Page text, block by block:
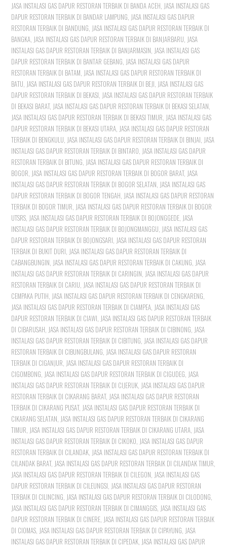
JASA INSTALASI GAS DAPUR RESTORAN TERBAIK DI BANDA ACEH JASA INSTALASI GAS
DAPUR RESTORAN TERBAIK DI BANDAR LAMPUNG JASA INSTALASI GAS DAPUR
RESTORAN TERBAIK DI BANDUNG JASA INSTALASI GAS DAPUR RESTORAN TERBAIK DI
BANGKA JASA INSTALASI GAS DAPUR RESTORAN TERBAIK DI BANJARBARU JASA
INSTALASI GAS DAPUR RESTORAN TERBAIK DI BANJARMASIN JASA INSTALASI GAS
DAPUR RESTORAN TERBAIK DI BANTAR GEBANG JASA INSTALASI GAS DAPUR
RESTORAN TERBAIK DI BATAM JASA INSTALASI GAS DAPUR RESTORAN TERBAIK DI
BATU JASA INSTALASI GAS DAPUR RESTORAN TERBAIK DI BEJI JASA INSTALASI GAS
DAPUR RESTORAN TERBAIK DI BEKASI JASA INSTALASI GAS DAPUR RESTORAN TERBAIK
DI BEKASI BARAT, JASA INSTALASI GAS DAPUR RESTORAN TERBAIK DI BEKASI SELATAN
JASA INSTALASI GAS DAPUR RESTORAN TERBAIK DI BEKASI TIMUR JASA INSTALASI GAS
DAPUR RESTORAN TERBAIK DI BEKASI UTARA JASA INSTALASI GAS DAPUR RESTORAN
TERBAIK DI BENGKULU JASA INSTALASI GAS DAPUR RESTORAN TERBAIK DI BINJAI JASA
INSTALASI GAS DAPUR RESTORAN TERBAIK DI BINTARO JASA INSTALASI GAS DAPUR
RESTORAN TERBAIK DI BITUNG JASA INSTALASI GAS DAPUR RESTORAN TERBAIK DI
BOGOR JASA INSTALASI GAS DAPUR RESTORAN TERBAIK DI BOGOR BARAT, JASA
INSTALASI GAS DAPUR RESTORAN TERBAIK DI BOGOR SELATAN JASA INSTALASI GAS
DAPUR RESTORAN TERBAIK DI BOGOR TENGAH JASA INSTALASI GAS DAPUR RESTORAN
TERBAIK DI BOGOR TIMUR JASA INSTALASI GAS DAPUR RESTORAN TERBAIK DI BOGOR
UTSRS JASA INSTALASI GAS DAPUR RESTORAN TERBAIK DI BOJONGGEDE JASA
INSTALASI GAS DAPUR RESTORAN TERBAIK DI BOJONGMANGGU JASA INSTALASI GAS
DAPUR RESTORAN TERBAIK DI BOJONGSARI JASA INSTALASI GAS DAPUR RESTORAN
TERBAIK DI BUKIT DURI JASA INSTALASI GAS DAPUR RESTORAN TERBAIK DI
CABANGBUNGIN JASA INSTALASI GAS DAPUR RESTORAN TERBAIK DI CAKUNG JASA
INSTALASI GAS DAPUR RESTORAN TERBAIK DI CARINGIN JASA INSTALASI GAS DAPUR
RESTORAN TERBAIK DI CARIU JASA INSTALASI GAS DAPUR RESTORAN TERBAIK DI
CEMPAKA PUTIH JASA INSTALASI GAS DAPUR RESTORAN TERBAIK DI CENGKARENG
JASA INSTALASI GAS DAPUR RESTORAN TERBAIK DI CIAMPEA JASA INSTALASI GAS
DAPUR RESTORAN TERBAIK DI CIAWI JASA INSTALASI GAS DAPUR RESTORAN TERBAIK
DI CIBARUSAH JASA INSTALASI GAS DAPUR RESTORAN TERBAIK DI CIBINONG JASA
INSTALASI GAS DAPUR RESTORAN TERBAIK DI CIBITUNG JASA INSTALASI GAS DAPUR
RESTORAN TERBAIK DI CIBUNGBULANG JASA INSTALASI GAS DAPUR RESTORAN
TERBAIK DI CIGANJUR JASA INSTALASI GAS DAPUR RESTORAN TERBAIK DI
CIGOMBONG JASA INSTALASI GAS DAPUR RESTORAN TERBAIK DI CIGUDEG JASA
INSTALASI GAS DAPUR RESTORAN TERBAIK DI CIJERUK JASA INSTALASI GAS DAPUR
RESTORAN TERBAIK DI CIKARANG BARAT, JASA INSTALASI GAS DAPUR RESTORAN
TERBAIK DI CIKARANG PUSAT, JASA INSTALASI GAS DAPUR RESTORAN TERBAIK DI
CIKARANG SELATAN JASA INSTALASI GAS DAPUR RESTORAN TERBAIK DI CIKARANG
TIMUR JASA INSTALASI GAS DAPUR RESTORAN TERBAIK DI CIKARANG UTARA JASA
INSTALASI GAS DAPUR RESTORAN TERBAIK DI CIKOKO JASA INSTALASI GAS DAPUR
RESTORAN TERBAIK DI CILANDAK JASA INSTALASI GAS DAPUR RESTORAN TERBAIK DI
CILANDAK BARAT, JASA INSTALASI GAS DAPUR RESTORAN TERBAIK DI CILANDAK TIMUR
JASA INSTALASI GAS DAPUR RESTORAN TERBAIK DI CILEGON JASA INSTALASI GAS
DAPUR RESTORAN TERBAIK DI CILEUNGSI JASA INSTALASI GAS DAPUR RESTORAN
TERBAIK DI CILINCING JASA INSTALASI GAS DAPUR RESTORAN TERBAIK DI CILODONG
JASA INSTALASI GAS DAPUR RESTORAN TERBAIK DI CIMANGGIS JASA INSTALASI GAS
DAPUR RESTORAN TERBAIK DI CINERE JASA INSTALASI GAS DAPUR RESTORAN TERBAIK
DI CIOMAS JASA INSTALASI GAS DAPUR RESTORAN TERBAIK DI CIPAYUNG JASA
INSTALASI GAS DAPUR RESTORAN TERBAIK DI CIPEDAK JASA INSTALASI GAS DAPUR